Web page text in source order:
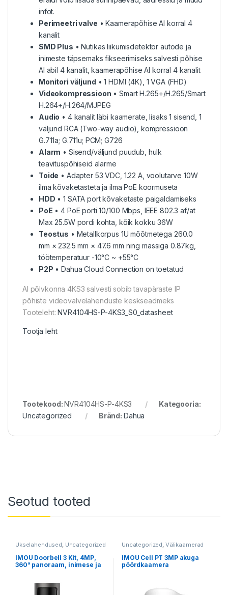
infot.
Perimeetri valve • Kaamerapõhise AI korral 4
kanalit
SMD Plus • Nutikas liikumisdetektor autode ja
inimeste täpsemaks fikseerimiseks salvesti põhise
AI abil 4 kanalit, kaamerapõhise AI korral 4 kanalit
Monitori väljund • 1 HDMI (4K), 1 VGA (FHD)
Videokompressioon • Smart H.265+/H.265/Smart
H.264+/H.264/MJPEG
Audio • 4 kanalit läbi kaamerate, lisaks 1 sisend, 1
väljund RCA (Two-way audio), kompressioon
G.711a; G.711u; PCM; G726
Alarm • Sisend/väljund puudub, hulk
teavituspõhiseid alarme
Toide • Adapter 53 VDC, 1.22 A, voolutarve 10W
ilma kõvaketasteta ja ilma PoE koormuseta
HDD • 1 SATA port kõvaketaste paigaldamiseks
PoE • 4 PoE porti 10/100 Mbps, IEEE 802.3 af/at
Max 25.5W pordi kohta, kõik kokku 36W
Teostus • Metallkorpus 1U mõõtmetega 260.0
mm × 232.5 mm × 47.6 mm ning massiga 0.87kg,
töötemperatuur -10°C ~ +55°C
P2P • Dahua Cloud Connection on toetatud
AI põlvkonna 4KS3 salvesti sobib tavapäraste IP
põhiste videovalvelahenduste keskseadmeks
Tooteleht:NVR4104HS-P-4KS3_S0_datasheet
Tootja leht
Tootekood:NVR4104HS-P-4KS3
Kategooria:
Uncategorized
Bränd: Dahua
Seotud tooted
Ukselahendused, Uncategorized
IMOU Doorbell 3 Kit, 4MP,
360° panoraam, inimese ja
Uncategorized, Välikaamerad
IMOU Cell PT 3MP akuga
pöördkaamera